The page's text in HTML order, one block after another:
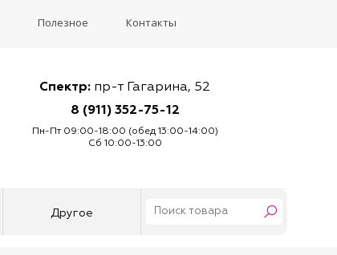
Полезное Контакты
Спектр: пр-т Гагарина, 52
8 (911) 352-75-12
Пн-Пт 09:00-18:00 (обед 13:00-14:00)
Сб 10:00-13:00
Другое